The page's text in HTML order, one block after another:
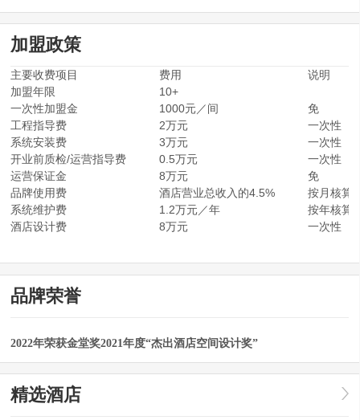
加盟政策
主要收费项目 费用
说明
加盟年限
10+
一次性加盟金
1000元／间
免
工程指导费
2万元
一次性
系统安装费
3万元
一次性
开业前质检/运营指导费
0.5万元
一次性
运营保证金
8万元
免
品牌使用费
酒店营业总收入的4.5%
按月核算
系统维护费
1.2万元／年
按年核算
酒店设计费
8万元 一次性
品牌荣誉
2022年荣获金堂奖2021年度“杰出酒店空间设计奖”
精选酒店